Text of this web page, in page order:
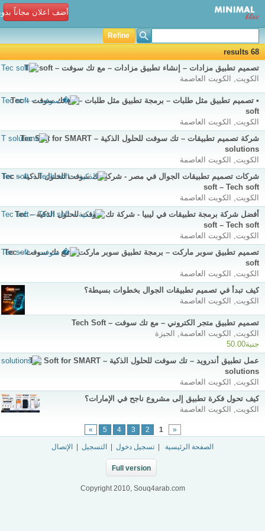
أضف اعلان مجاناً
Refine
68 results
تصميم تطبيق مزادات – إنشاء تطبيق مزادات – مع تك سوفت – Tec soft
الكويت, الكويت العاصمة
• تصميم تطبيق مثل طلبات – برمجة تطبيق مثل طلبات – مع تك سوفت – Tec
soft
الكويت, الكويت العاصمة
شركة تصميم تطبيقات – تك سوفت للحلول الذكية – Tec Soft for SMART
solutions
الكويت, الكويت العاصمة
شركات تصميم تطبيقات الجوال في مصر - شركة تك سوفت للحلول الذكية – Tec
soft – Tech soft
الكويت, الكويت العاصمة
أفضل شركة برمجة تطبيقات في ليبيا - شركة تك سوفت للحلول الذكية – Tec
soft – Tech soft
الكويت, الكويت العاصمة
تصميم تطبيق سوبر ماركت – برمجة تطبيق سوبر ماركت – مع تك سوفت – Tec
soft
الكويت, الكويت العاصمة
كيف تبدأ في تصميم تطبيقات الجوال بخطوات بسيطة؟
الكويت, الكويت العاصمة
تصميم تطبيق متجر الكتروني – مع تك سوفت – Tech Soft
الكويت, الكويت العاصمة, الجيزة
جنية50.00
عمل تطبيق أندرويد – تك سوفت للحلول الذكية – Tec Soft for SMART
solutions
الكويت, الكويت العاصمة
كيف تحول فكرة تطبيق إلى مشروع ناجح في الإمارات؟
الكويت, الكويت العاصمة
«
1
2
3
4
5
»
الصفحة الرئيسية تسجيل دخول التسجيل الإتصال
Full version
Copyright 2010, Souq4arab.com